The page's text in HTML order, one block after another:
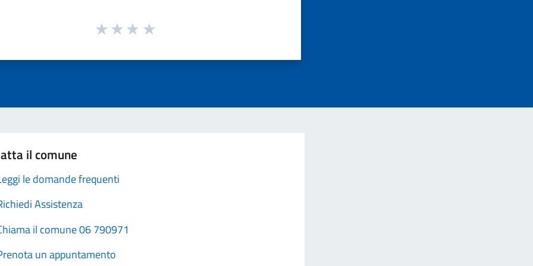
il comune
le domande frequenti
Assistenza
il comune 06 790971
un appuntamento